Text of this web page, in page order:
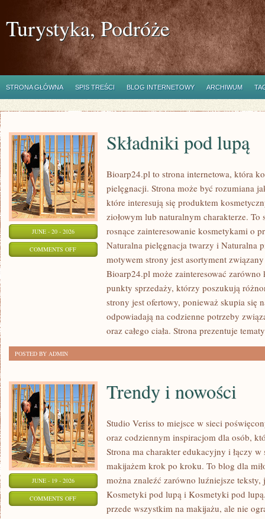
Turystyka, Podróże
STRONA GŁÓWNA SPIS TREŚCI BLOG INTERNETOWY ARCHIWUM
JUNE - 20 - 2026
COMMENTS OFFON
SKŁADNIKI
Składniki pod lupą
Bioarp24.pl to strona internetowa, która
pielęgnacji. Strona może być rozumiana
które interesują się produktem
ziołowym lub naturalnym charakterze.
rosnące zainteresowanie kosmetykami o
Naturalna pielęgnacja twarzy i Naturalna
motywem strony jest asortyment
Bioarp24.pl może zainteresować
punkty sprzedaży, którzy poszukują
strony jest ofertowy, ponieważ skupia się
odpowiadają na codzienne potrzeby
oraz całego ciała. Strona prezentuje
POSTED BY ADMIN
JUNE - 19 - 2026
COMMENTS OFFON
Trendy i nowości
Studio Veriss to miejsce w sieci
oraz codziennym inspiracjom dla osób,
Strona ma charakter edukacyjny i łączy
makijażem krok po kroku. To blog dla
można znaleźć zarówno luźniejsze
Kosmetyki pod lupą i Kosmetyki pod
przede wszystkim na makijażu, ale nie